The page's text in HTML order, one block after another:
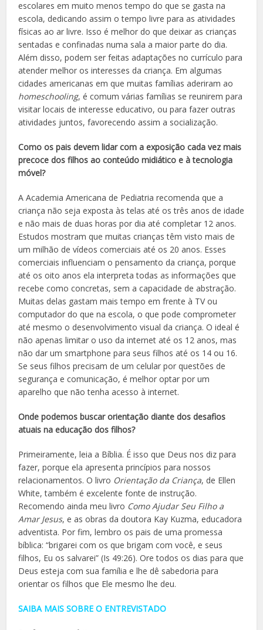
escolares em muito menos tempo do que se gasta na
escola, dedicando assim o tempo livre para as atividades
físicas ao ar livre. Isso é melhor do que deixar as crianças
sentadas e confinadas numa sala a maior parte do dia.
Além disso, podem ser feitas adaptações no currículo para
atender melhor os interesses da criança. Em algumas
cidades americanas em que muitas famílias aderiram ao
homeschooling, é comum várias famílias se reunirem para
visitar locais de interesse educativo, ou para fazer outras
atividades juntos, favorecendo assim a socialização.
Como os pais devem lidar com a exposição cada vez mais
precoce dos filhos ao conteúdo midiático e à tecnologia
móvel?
A Academia Americana de Pediatria recomenda que a
criança não seja exposta às telas até os três anos de idade
e não mais de duas horas por dia até completar 12 anos.
Estudos mostram que muitas crianças têm visto mais de
um milhão de vídeos comerciais até os 20 anos. Esses
comerciais influenciam o pensamento da criança, porque
até os oito anos ela interpreta todas as informações que
recebe como concretas, sem a capacidade de abstração.
Muitas delas gastam mais tempo em frente à TV ou
computador do que na escola, o que pode comprometer
até mesmo o desenvolvimento visual da criança. O ideal é
não apenas limitar o uso da internet até os 12 anos, mas
não dar um smartphone para seus filhos até os 14 ou 16.
Se seus filhos precisam de um celular por questões de
segurança e comunicação, é melhor optar por um
aparelho que não tenha acesso à internet.
Onde podemos buscar orientação diante dos desafios
atuais na educação dos filhos?
Primeiramente, leia a Bíblia. É isso que Deus nos diz para
fazer, porque ela apresenta princípios para nossos
relacionamentos. O livro Orientação da Criança, de Ellen
White, também é excelente fonte de instrução.
Recomendo ainda meu livro Como Ajudar Seu Filho a
Amar Jesus, e as obras da doutora Kay Kuzma, educadora
adventista. Por fim, lembro os pais de uma promessa
bíblica: “brigarei com os que brigam com você, e seus
filhos, Eu os salvarei” (Is 49:26). Ore todos os dias para que
Deus esteja com sua família e lhe dê sabedoria para
orientar os filhos que Ele mesmo lhe deu.
SAIBA MAIS SOBRE O ENTREVISTADO